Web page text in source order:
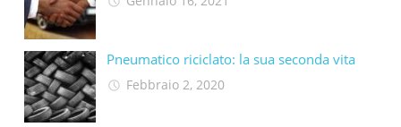
Pneumatico riciclato: la sua seconda vita​
Febbraio 2, 2020